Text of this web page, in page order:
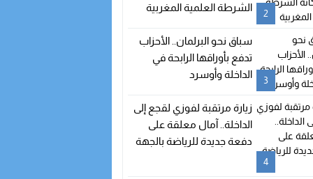
2
الشرطة العلمية المغربية
3
سباق نحو البرلمان.. الأحزاب
تدفع بأوراقها الرابحة في
الداخلة وأوسرد
4
زيارة مرتقبة لفوزي لقجع إلى
الداخلة.. آمال معلقة على
دفعة جديدة للرياضة بالجهة